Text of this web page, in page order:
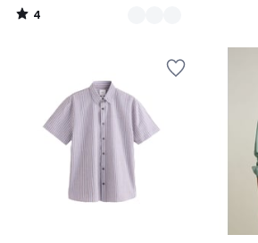
4
/